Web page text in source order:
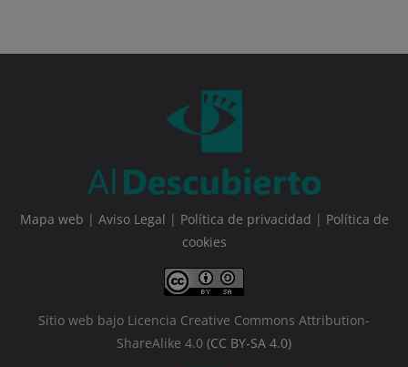
Mapa web | Aviso Legal | Política de privacidad | Política de
cookies
Sitio web bajo Licencia Creative Commons Attribution-
ShareAlike 4.0 (CC BY-SA 4.0)